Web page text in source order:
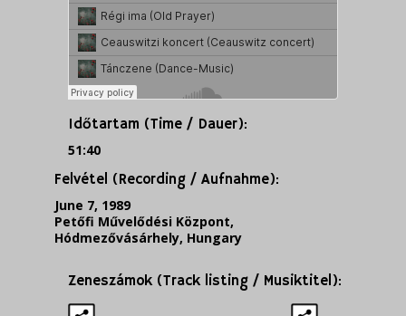
Időtartam (Time / Dauer):
51:40
Felvétel (Recording / Aufnahme):
June 7, 1989
Petőfi Művelődési Központ,
Hódmezővásárhely, Hungary
Zeneszámok (Track listing / Musiktitel):